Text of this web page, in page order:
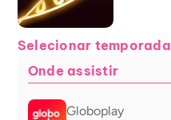
Selecionar temporada
Onde assistir
Globoplay